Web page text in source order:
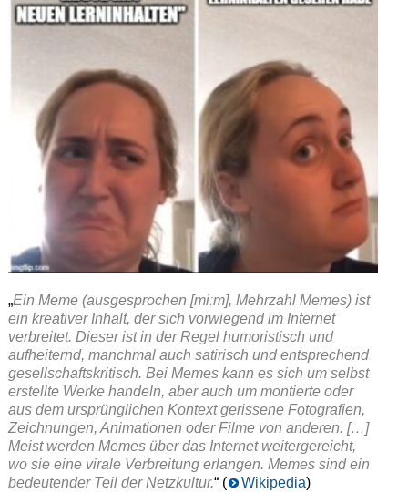
„Ein Meme (ausgesprochen [miːm], Mehrzahl Memes) ist
ein kreativer Inhalt, der sich vorwiegend im Internet
verbreitet. Dieser ist in der Regel humoristisch und
aufheiternd, manchmal auch satirisch und entsprechend
gesellschaftskritisch. Bei Memes kann es sich um selbst
erstellte Werke handeln, aber auch um montierte oder
aus dem ursprünglichen Kontext gerissene Fotografien,
Zeichnungen, Animationen oder Filme von anderen. […]
Meist werden Memes über das Internet weitergereicht,
wo sie eine virale Verbreitung erlangen. Memes sind ein
bedeutender Teil der Netzkultur.“ ( Wikipedia)